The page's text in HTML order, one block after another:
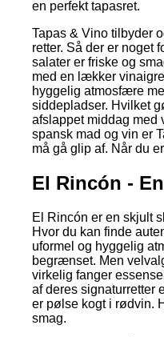
en perfekt tapasret.
Tapas & Vino tilbyder
retter. Så der er noget
salater er friske og
med en lækker
hyggelig atmosfære
siddepladser. Hvilket
afslappet middag med
spansk mad og vin er
må gå glip af. Når du
El Rincón -
El Rincón er en skjult
Hvor du kan finde
uformel og hyggelig
begrænset. Men
virkelig fanger
af deres signaturretter
er pølse kogt i rødvin.
smag.